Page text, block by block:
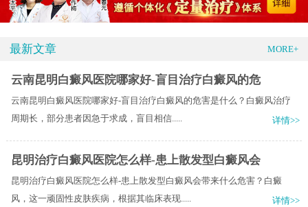
最新文章 MORE+
云南昆明白癜风医院哪家好-盲目治疗白癜风的危
云南昆明白癜风医院哪家好-盲目治疗白癜风的危害是什么？白癜风治疗
周期长，部分患者因急于求成，盲目相信.....
详情>>
昆明治疗白癜风医院怎么样-患上散发型白癜风会
昆明治疗白癜风医院怎么样-患上散发型白癜风会带来什么危害？白癜
风，这一顽固性皮肤疾病，根据其临床表现.....
详情>>